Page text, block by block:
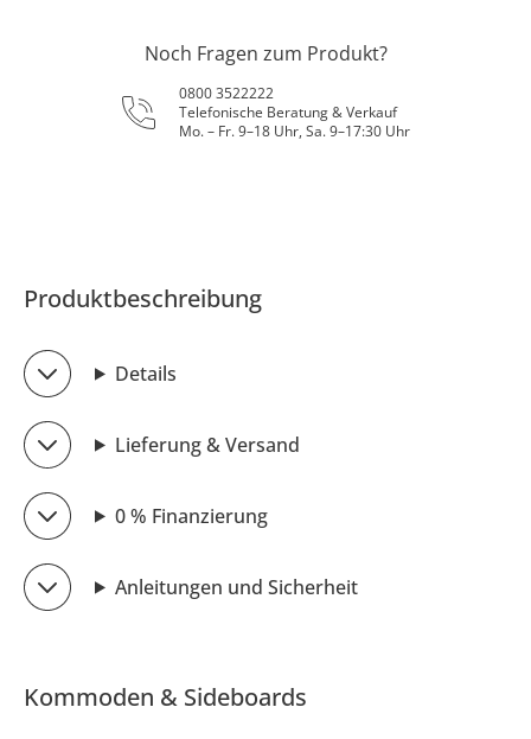
Noch Fragen zum Produkt?
0800 3522222
Telefonische Beratung & Verkauf
Mo. – Fr. 9–18 Uhr, Sa. 9–17:30 Uhr
Produktbeschreibung
Details
Lieferung & Versand
0 % Finanzierung
Anleitungen und Sicherheit
Kommoden & Sideboards